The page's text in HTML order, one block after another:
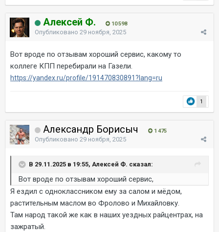
Алексей Ф. 10 598
Опубликовано 29 ноября, 2025
Вот вроде по отзывам хороший сервис, какому то
коллеге КПП перебирали на Газели.
https://yandex.ru/profile/191470830891?lang=ru
1
Александр Борисыч 1 475
Опубликовано 29 ноября, 2025
В 29.11.2025 в 19:55, Алексей Ф. сказал:
Вот вроде по отзывам хороший сервис,
Я ездил с одноклассником ему за салом и мёдом,
растительным маслом во Фролово и Михайловку.
Там народ такой же как в наших уездных райцентрах, на
зажратый.